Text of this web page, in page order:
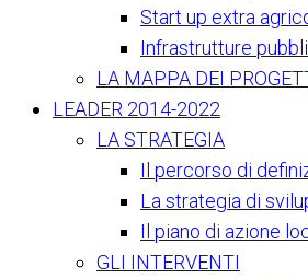
Start up extra
Infrastrutture
LA MAPPA DEI
LEADER 2014-2022
LA STRATEGIA
Il percorso di
La strategia di
Il piano di azione
GLI INTERVENTI